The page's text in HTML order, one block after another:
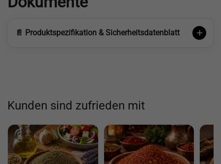
📄 Produktspezifikation & Sicherheitsdatenblatt
Kunden sind zufrieden mit